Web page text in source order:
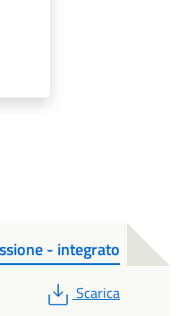
- integrato
PDF
Scarica